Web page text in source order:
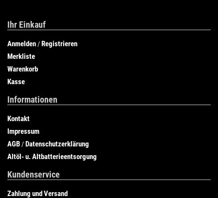
Ihr Einkauf
Anmelden /Registrieren
Merkliste
Warenkorb
Kasse
Informationen
Kontakt
Impressum
AGB /Datenschutzerklärung
Altöl- u. Altbatterieentsorgung
Kundenservice
Zahlung und Versand